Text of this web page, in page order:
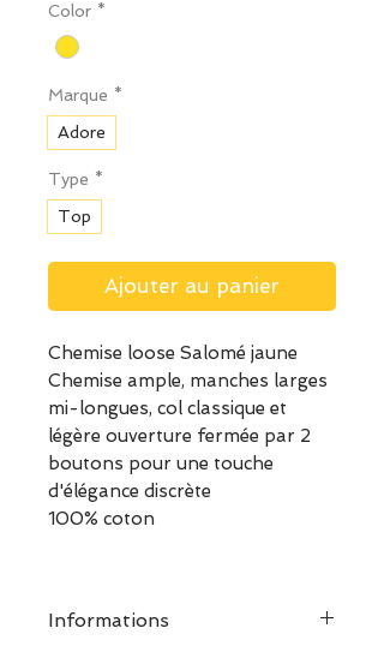
Color *
Marque *
Adore
Type *
Top
Ajouter au panier
Chemise loose Salomé jaune
Chemise ample, manches larges
mi-longues, col classique et
légère ouverture fermée par 2
boutons pour une touche
d'élégance discrète
100% coton
Informations